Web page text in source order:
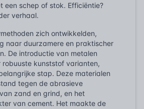
een schep of stok. Efficiëntie?
verhaal.
zich ontwikkelden,
naar duurzamere en praktischer
De introductie van metalen
kunststof varianten,
stap. Deze materialen
tegen de abrasieve
zand en grind, en het
van cement. Het maakte de